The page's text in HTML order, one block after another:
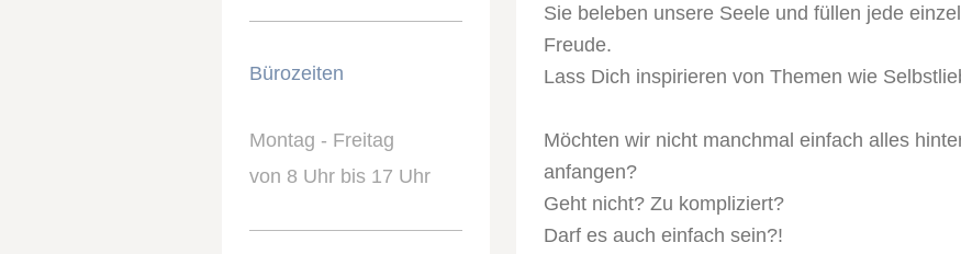
Sie beleben unsere Seele und füllen jede
Freude.
Lass Dich inspirieren von Themen wie
Möchten wir nicht manchmal einfach alles
anfangen?
Geht nicht? Zu kompliziert?
Darf es auch einfach sein?!
Bürozeiten
Montag - Freitag
von 8 Uhr bis 17 Uhr